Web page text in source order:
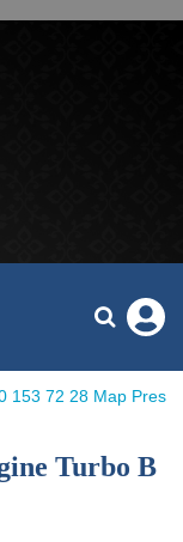
153 72 28 Map Pres
Turbo B